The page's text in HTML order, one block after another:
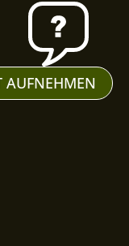
AUFNEHMEN